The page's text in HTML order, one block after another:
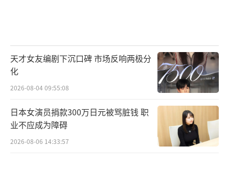
天才女友编剧下沉口碑 市场反响两极分
化
2026-08-04 09:55:08
日本女演员捐款300万日元被骂脏钱 职
业不应成为障碍
2026-08-06 14:33:57